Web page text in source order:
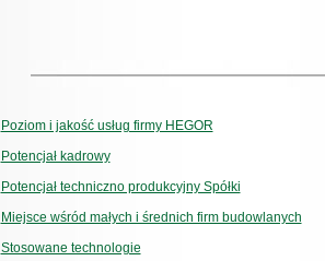
Poziom i jakość usług firmy HEGOR
Potencjał kadrowy
Potencjał techniczno produkcyjny Spółki
Miejsce wśród małych i średnich firm budowlanych
Stosowane technologie